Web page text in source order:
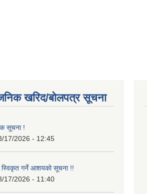
खरिद/बोलपत्र सूचना
सूचना !
17/2026 - 12:45
स्विकृत गर्ने आशयको सूचना !!
17/2026 - 11:40